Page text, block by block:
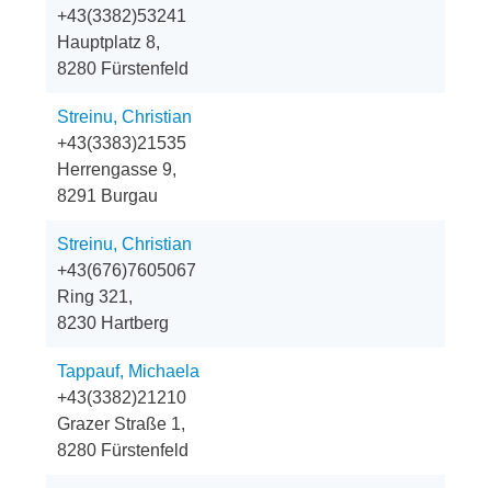
+43(3382)53241
Hauptplatz 8,
8280 Fürstenfeld
Streinu, Christian
+43(3383)21535
Herrengasse 9,
8291 Burgau
Streinu, Christian
+43(676)7605067
Ring 321,
8230 Hartberg
Tappauf, Michaela
+43(3382)21210
Grazer Straße 1,
8280 Fürstenfeld